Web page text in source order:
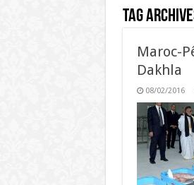
Tag
Maroc-
Dakhla
08/02/2016